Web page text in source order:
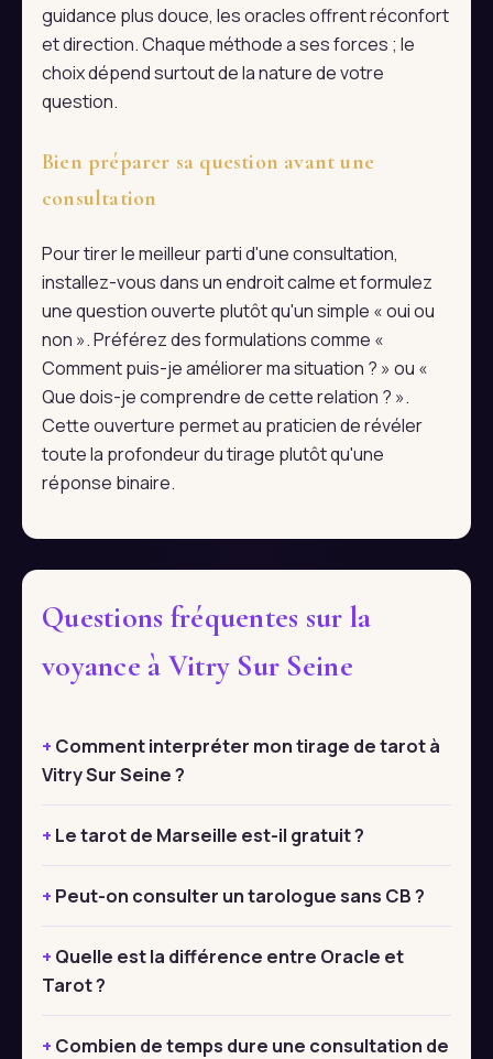
guidance plus douce, les oracles offrent réconfort
et direction. Chaque méthode a ses forces ; le
choix dépend surtout de la nature de votre
question.
Bien préparer sa question avant une
consultation
Pour tirer le meilleur parti d'une consultation,
installez-vous dans un endroit calme et formulez
une question ouverte plutôt qu'un simple « oui ou
non ». Préférez des formulations comme «
Comment puis-je améliorer ma situation ? » ou «
Que dois-je comprendre de cette relation ? ».
Cette ouverture permet au praticien de révéler
toute la profondeur du tirage plutôt qu'une
réponse binaire.
Questions fréquentes sur la
voyance à Vitry Sur Seine
Comment interpréter mon tirage de tarot à
Vitry Sur Seine ?
Le tarot de Marseille est-il gratuit ?
Peut-on consulter un tarologue sans CB ?
Quelle est la différence entre Oracle et
Tarot ?
Combien de temps dure une consultation de